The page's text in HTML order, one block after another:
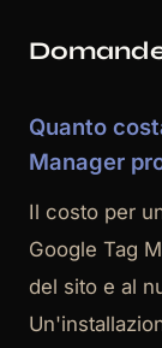
Quanto
Manager
Il costo per
Google Tag
del sito e al